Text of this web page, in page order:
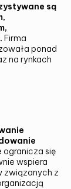
są
Firma
ponad
na rynkach
ogranicza się
wspiera
związanych z